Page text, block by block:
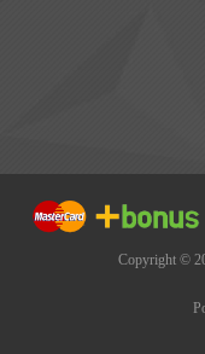
Copyright ©